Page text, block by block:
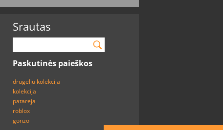
Srautas
Paskutinės paieškos
drugeliu kolekcija
kolekcija
patareja
roblox
gonzo